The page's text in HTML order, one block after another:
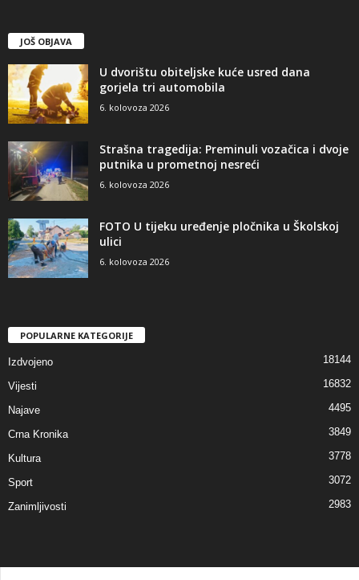
JOŠ OBJAVA
U dvorištu obiteljske kuće usred dana
gorjela tri automobila
6. kolovoza 2026
Strašna tragedija: Preminuli vozačica i dvoje
putnika u prometnoj nesreći
6. kolovoza 2026
FOTO U tijeku uređenje pločnika u Školskoj
ulici
6. kolovoza 2026
POPULARNE KATEGORIJE
Izdvojeno 18144
Vijesti 16832
Najave 4495
Crna Kronika 3849
Kultura 3778
Sport 3072
Zanimljivosti 2983